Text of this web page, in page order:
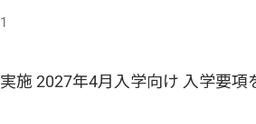
施 2027年4月入学向け 入学要項